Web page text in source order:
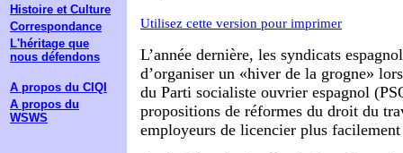
Histoire et Culture
Correspondance
L'héritage que
nous défendons
A propos du CIQI
A propos du
WSWS
Utilisez cette version pour imprimer
L’année dernière, les syndicats
d’organiser un «hiver de la grogne»
du Parti socialiste ouvrier espagnol
propositions de réformes du droit du
employeurs de licencier plus